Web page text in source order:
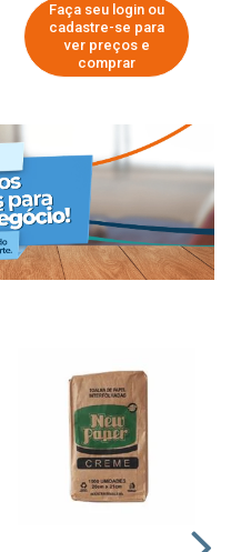
Faça seu login ou
cadastre-se para
ver preços e
comprar